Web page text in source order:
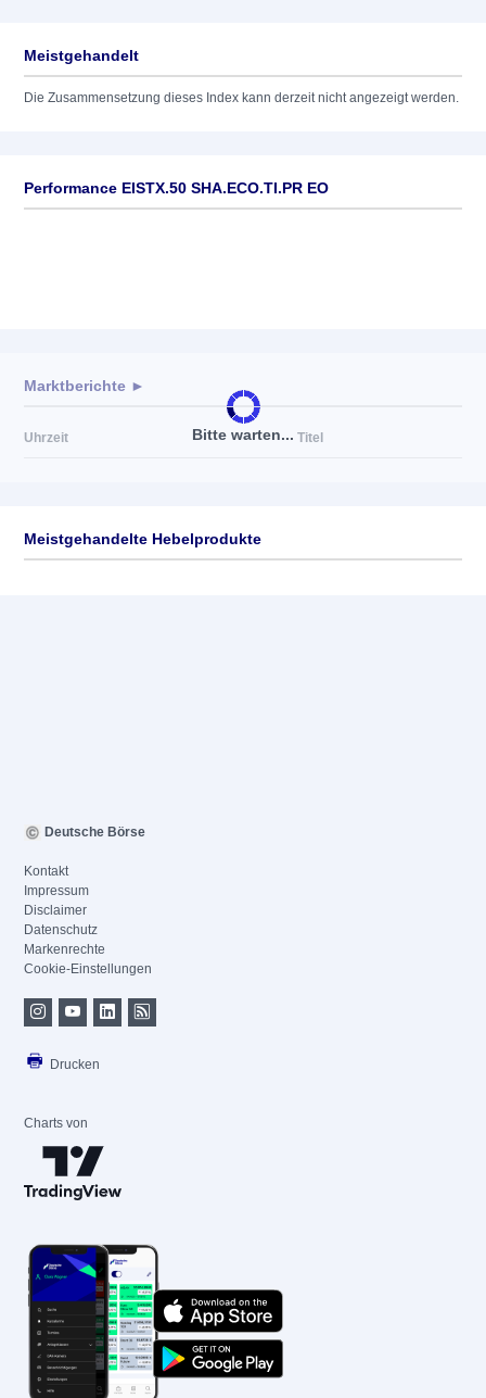
Meistgehandelt
Die Zusammensetzung dieses Index kann derzeit nicht angezeigt werden.
Performance EISTX.50 SHA.ECO.TI.PR EO
Bitte warten...
Marktberichte ►
Uhrzeit Titel
Meistgehandelte Hebelprodukte
Deutsche Börse
Kontakt
Impressum
Disclaimer
Datenschutz
Markenrechte
Cookie-Einstellungen
Drucken
Charts von